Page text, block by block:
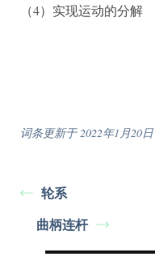
（4）实现运动的分解
词条更新于 2022年1月20日
轮系
曲柄连杆